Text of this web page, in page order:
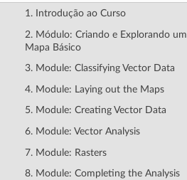
1. Introdução ao Curso
2. Módulo: Criando e Explorando um
Mapa Básico
3. Module: Classifying Vector Data
4. Module: Laying out the Maps
5. Module: Creating Vector Data
6. Module: Vector Analysis
7. Module: Rasters
8. Module: Completing the Analysis